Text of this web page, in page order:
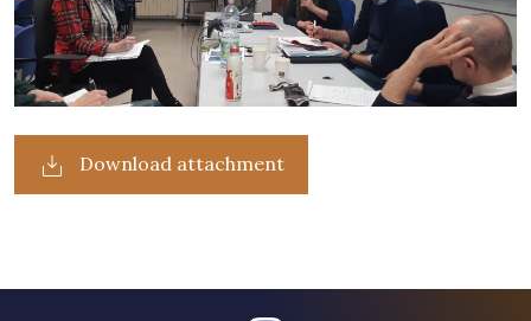
Download attachment